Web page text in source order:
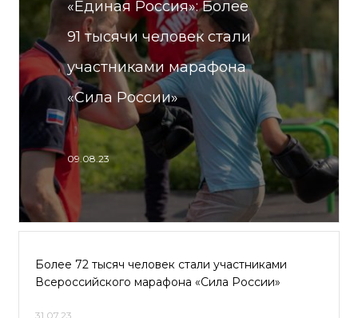
«Единая Россия»: Более
91 тысячи человек стали
участниками марафона
«Сила России»
09.08.23
Более 72 тысяч человек стали участниками
Всероссийского марафона «Сила России»
31.07.23